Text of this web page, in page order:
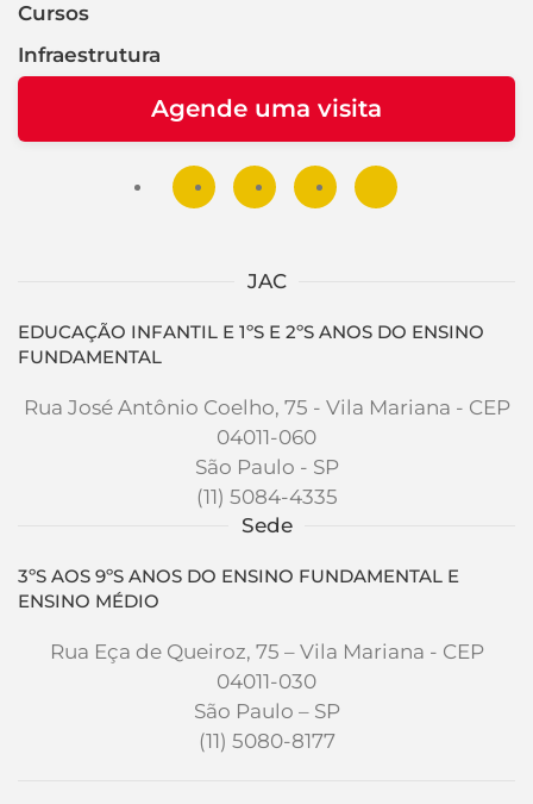
Cursos
Infraestrutura
Agende uma visita
JAC
EDUCAÇÃO INFANTIL E 1ºS E 2ºS ANOS DO ENSINO
FUNDAMENTAL
Rua José Antônio Coelho, 75 - Vila Mariana - CEP
04011-060
São Paulo - SP
(11) 5084-4335
Sede
3ºS AOS 9ºS ANOS DO ENSINO FUNDAMENTAL E
ENSINO MÉDIO
Rua Eça de Queiroz, 75 – Vila Mariana - CEP
04011-030
São Paulo – SP
(11) 5080-8177